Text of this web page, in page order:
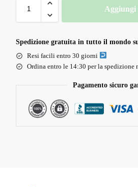
Aggiungi
Spedizione gratuita in tutto il mondo
Resi facili entro 30 giorni
Ordina entro le 14:30 per la spedizione
Pagamento sicuro